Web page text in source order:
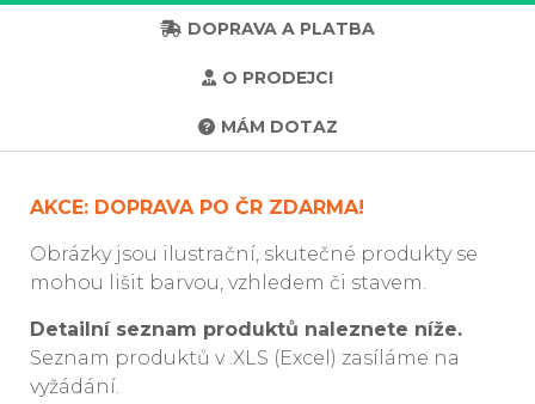
DOPRAVA A PLATBA
O PRODEJCI
MÁM DOTAZ
AKCE: DOPRAVA PO ČR ZDARMA!
Obrázky jsou ilustrační, skutečné produkty se
mohou lišit barvou, vzhledem či stavem.
Detailní seznam produktů naleznete níže.
Seznam produktů v .XLS (Excel) zasíláme na
vyžádání.